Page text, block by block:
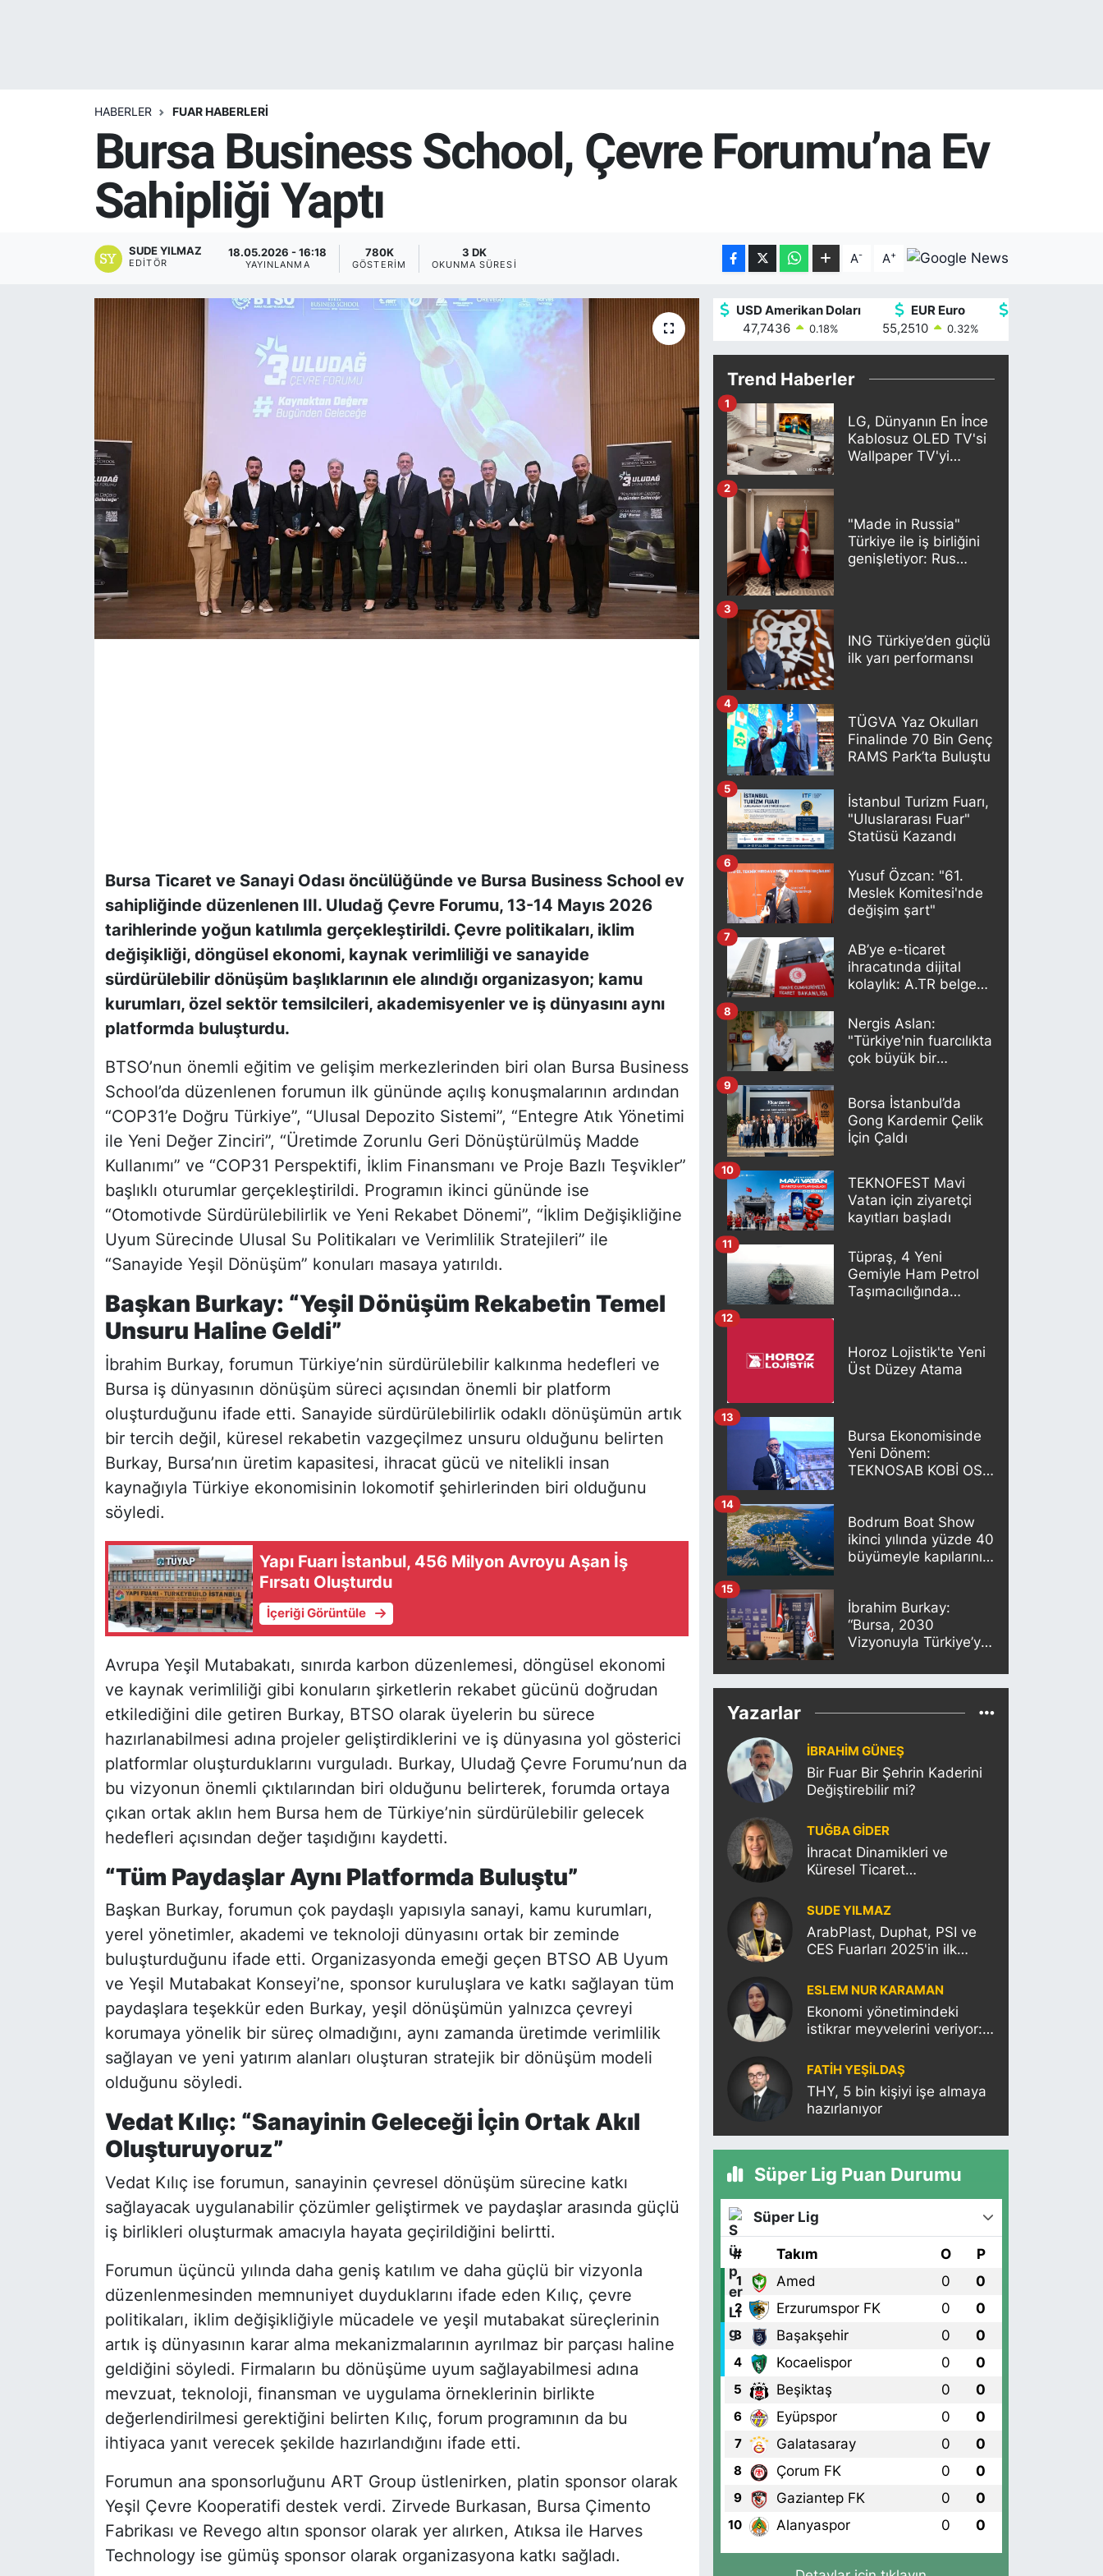
HABERLER FUAR HABERLERİ
Bursa Business School, Çevre Forumu’na Ev
Sahipliği Yaptı
SUDE YILMAZ
EDITÖR
18.05.2026 - 16:18
YAYINLANMA
780K
GÖSTERIM
3 DK
OKUNMA SÜRESI A- A+
Bursa Ticaret ve Sanayi Odası öncülüğünde ve Bursa Business School ev
sahipliğinde düzenlenen III. Uludağ Çevre Forumu, 13-14 Mayıs 2026
tarihlerinde yoğun katılımla gerçekleştirildi. Çevre politikaları, iklim
değişikliği, döngüsel ekonomi, kaynak verimliliği ve sanayide
sürdürülebilir dönüşüm başlıklarının ele alındığı organizasyon; kamu
kurumları, özel sektör temsilcileri, akademisyenler ve iş dünyasını aynı
platformda buluşturdu.
BTSO’nun önemli eğitim ve gelişim merkezlerinden biri olan Bursa Business
School’da düzenlenen forumun ilk gününde açılış konuşmalarının ardından
“COP31’e Doğru Türkiye”, “Ulusal Depozito Sistemi”, “Entegre Atık Yönetimi
ile Yeni Değer Zinciri”, “Üretimde Zorunlu Geri Dönüştürülmüş Madde
Kullanımı” ve “COP31 Perspektifi, İklim Finansmanı ve Proje Bazlı Teşvikler”
başlıklı oturumlar gerçekleştirildi. Programın ikinci gününde ise
“Otomotivde Sürdürülebilirlik ve Yeni Rekabet Dönemi”, “İklim Değişikliğine
Uyum Sürecinde Ulusal Su Politikaları ve Verimlilik Stratejileri” ile
“Sanayide Yeşil Dönüşüm” konuları masaya yatırıldı.
Başkan Burkay: “Yeşil Dönüşüm Rekabetin Temel
Unsuru Haline Geldi”
İbrahim Burkay, forumun Türkiye’nin sürdürülebilir kalkınma hedefleri ve
Bursa iş dünyasının dönüşüm süreci açısından önemli bir platform
oluşturduğunu ifade etti. Sanayide sürdürülebilirlik odaklı dönüşümün artık
bir tercih değil, küresel rekabetin vazgeçilmez unsuru olduğunu belirten
Burkay, Bursa’nın üretim kapasitesi, ihracat gücü ve nitelikli insan
kaynağıyla Türkiye ekonomisinin lokomotif şehirlerinden biri olduğunu
söyledi.
Yapı Fuarı İstanbul, 456 Milyon Avroyu Aşan İş
Fırsatı Oluşturdu
İçeriği Görüntüle
Avrupa Yeşil Mutabakatı, sınırda karbon düzenlemesi, döngüsel ekonomi
ve kaynak verimliliği gibi konuların şirketlerin rekabet gücünü doğrudan
etkilediğini dile getiren Burkay, BTSO olarak üyelerin bu sürece
hazırlanabilmesi adına projeler geliştirdiklerini ve iş dünyasına yol gösterici
platformlar oluşturduklarını vurguladı. Burkay, Uludağ Çevre Forumu’nun da
bu vizyonun önemli çıktılarından biri olduğunu belirterek, forumda ortaya
çıkan ortak aklın hem Bursa hem de Türkiye’nin sürdürülebilir gelecek
hedefleri açısından değer taşıdığını kaydetti.
“Tüm Paydaşlar Aynı Platformda Buluştu”
Başkan Burkay, forumun çok paydaşlı yapısıyla sanayi, kamu kurumları,
yerel yönetimler, akademi ve teknoloji dünyasını ortak bir zeminde
buluşturduğunu ifade etti. Organizasyonda emeği geçen BTSO AB Uyum
ve Yeşil Mutabakat Konseyi’ne, sponsor kuruluşlara ve katkı sağlayan tüm
paydaşlara teşekkür eden Burkay, yeşil dönüşümün yalnızca çevreyi
korumaya yönelik bir süreç olmadığını, aynı zamanda üretimde verimlilik
sağlayan ve yeni yatırım alanları oluşturan stratejik bir dönüşüm modeli
olduğunu söyledi.
Vedat Kılıç: “Sanayinin Geleceği İçin Ortak Akıl
Oluşturuyoruz”
Vedat Kılıç ise forumun, sanayinin çevresel dönüşüm sürecine katkı
sağlayacak uygulanabilir çözümler geliştirmek ve paydaşlar arasında güçlü
iş birlikleri oluşturmak amacıyla hayata geçirildiğini belirtti.
Forumun üçüncü yılında daha geniş katılım ve daha güçlü bir vizyonla
düzenlenmesinden memnuniyet duyduklarını ifade eden Kılıç, çevre
politikaları, iklim değişikliğiyle mücadele ve yeşil mutabakat süreçlerinin
artık iş dünyasının karar alma mekanizmalarının ayrılmaz bir parçası haline
geldiğini söyledi. Firmaların bu dönüşüme uyum sağlayabilmesi adına
mevzuat, teknoloji, finansman ve uygulama örneklerinin birlikte
değerlendirilmesi gerektiğini belirten Kılıç, forum programının da bu
ihtiyaca yanıt verecek şekilde hazırlandığını ifade etti.
Forumun ana sponsorluğunu ART Group üstlenirken, platin sponsor olarak
Yeşil Çevre Kooperatifi destek verdi. Zirvede Burkasan, Bursa Çimento
Fabrikası ve Revego altın sponsor olarak yer alırken, Atıksa ile Harves
Technology ise gümüş sponsor olarak organizasyona katkı sağladı.
USD Amerikan Doları
47,7436
0.18%
EUR Euro
55,2510
0.32%
Trend Haberler
LG, Dünyanın En İnce
Kablosuz OLED TV'si
Wallpaper TV'yi
1
"Made in Russia"
Türkiye ile iş birliğini
genişletiyor: Rus
2
ING Türkiye’den güçlü
ilk yarı performansı
3
TÜGVA Yaz Okulları
Finalinde 70 Bin Genç
RAMS Park’ta Buluştu
4
İstanbul Turizm Fuarı,
"Uluslararası Fuar"
Statüsü Kazandı
5
Yusuf Özcan: "61.
Meslek Komitesi'nde
değişim şart"
6
AB’ye e-ticaret
ihracatında dijital
kolaylık: A.TR belgesi
oluşturuluyor
7
Nergis Aslan:
"Türkiye'nin fuarcılıkta
çok büyük bir
8
Borsa İstanbul’da
Gong Kardemir Çelik
İçin Çaldı
9
TEKNOFEST Mavi
Vatan için ziyaretçi
kayıtları başladı
10
Tüpraş, 4 Yeni
Gemiyle Ham Petrol
Taşımacılığında
11
Horoz Lojistik'te Yeni
Üst Düzey Atama
12
Bursa Ekonomisinde
Yeni Dönem:
TEKNOSAB KOBİ OSB
13
Bodrum Boat Show
ikinci yılında yüzde 40
büyümeyle kapılarını
14
İbrahim Burkay:
“Bursa, 2030
Vizyonuyla Türkiye’yi
Edecek”
15
Yazarlar
İBRAHİM GÜNEŞ
Bir Fuar Bir Şehrin Kaderini
Değiştirebilir mi?
TUĞBA GİDER
İhracat Dinamikleri ve
Küresel Ticaret
Etkisi
SUDE YILMAZ
ArabPlast, Duphat, PSI ve
CES Fuarları 2025'in ilk
vuracak
ESLEM NUR KARAMAN
Ekonomi yönetimindeki
istikrar meyvelerini veriyor:
notunu yükseltti!
FATIH YEŞİLDAŞ
THY, 5 bin kişiyi işe almaya
hazırlanıyor
Süper Lig Puan Durumu
Süper Lig
# Takım O P
1 Amed 0 0
2 Erzurumspor FK 0 0
3 Başakşehir 0 0
4 Kocaelispor 0 0
5 Beşiktaş 0 0
6 Eyüpspor 0 0
7 Galatasaray 0 0
8 Çorum FK 0 0
9 Gaziantep FK 0 0
10 Alanyaspor 0 0
SAVUNMA SANAYİ
FUAR HABERLERİ
FUAR TAKVİMİ
FESTİVAL TAKVİMİ
KONGRE HABERLERİ
KONGRE TAKVİMİ
RÖPORTAJLAR
BİYOGRAFİLER